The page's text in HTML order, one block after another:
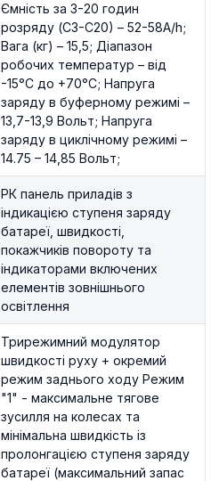
Ємність за 3-20 годин
розряду (С3-С20) – 52-58A/h;
Вага (кг) – 15,5; Діапазон
робочих температур – від
-15°С до +70°С; Напруга
заряду в буферному режимі –
13,7-13,9 Вольт; Напруга
заряду в циклічному режимі –
14.75 – 14,85 Вольт;
РК панель приладів з
індикацією ступеня заряду
батареї, швидкості,
покажчиків повороту та
індикаторами включених
елементів зовнішнього
освітлення
Трирежимний модулятор
швидкості руху + окремий
режим заднього ходу Режим
"1" - максимальне тягове
зусилля на колесах та
мінімальна швидкість із
пролонгацією ступеня заряду
батареї (максимальний запас